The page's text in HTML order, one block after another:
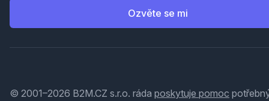
Ozvěte se mi
© 2001–2026 B2M.CZ s.r.o. ráda poskytuje pomoc